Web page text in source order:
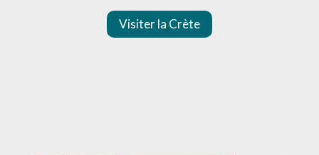
Visiter la Crète